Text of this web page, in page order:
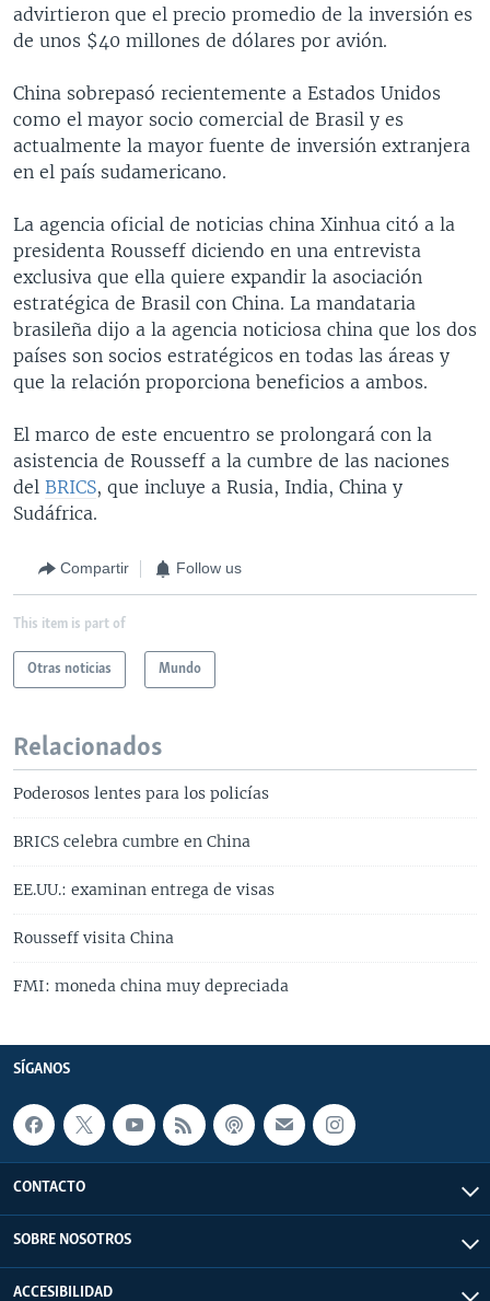
advirtieron que el precio promedio de la inversión es
de unos $40 millones de dólares por avión.
China sobrepasó recientemente a Estados Unidos
como el mayor socio comercial de Brasil y es
actualmente la mayor fuente de inversión extranjera
en el país sudamericano.
La agencia oficial de noticias china Xinhua citó a la
presidenta Rousseff diciendo en una entrevista
exclusiva que ella quiere expandir la asociación
estratégica de Brasil con China. La mandataria
brasileña dijo a la agencia noticiosa china que los dos
países son socios estratégicos en todas las áreas y
que la relación proporciona beneficios a ambos.
El marco de este encuentro se prolongará con la
asistencia de Rousseff a la cumbre de las naciones
del BRICS, que incluye a Rusia, India, China y
Sudáfrica.
Compartir Follow us
This item is part of
Otras noticias Mundo
Relacionados
Poderosos lentes para los policías
BRICS celebra cumbre en China
EE.UU.: examinan entrega de visas
Rousseff visita China
FMI: moneda china muy depreciada
SÍGANOS
CONTACTO
SOBRE NOSOTROS
ACCESIBILIDAD